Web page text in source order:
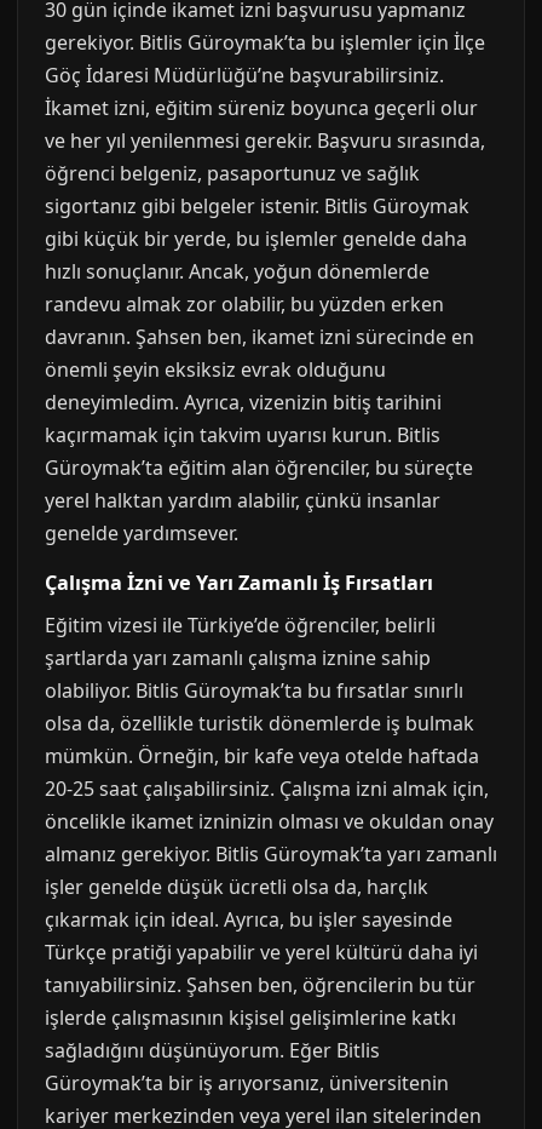
30 gün içinde ikamet izni başvurusu yapmanız
gerekiyor. Bitlis Güroymak’ta bu işlemler için İlçe
Göç İdaresi Müdürlüğü’ne başvurabilirsiniz.
İkamet izni, eğitim süreniz boyunca geçerli olur
ve her yıl yenilenmesi gerekir. Başvuru sırasında,
öğrenci belgeniz, pasaportunuz ve sağlık
sigortanız gibi belgeler istenir. Bitlis Güroymak
gibi küçük bir yerde, bu işlemler genelde daha
hızlı sonuçlanır. Ancak, yoğun dönemlerde
randevu almak zor olabilir, bu yüzden erken
davranın. Şahsen ben, ikamet izni sürecinde en
önemli şeyin eksiksiz evrak olduğunu
deneyimledim. Ayrıca, vizenizin bitiş tarihini
kaçırmamak için takvim uyarısı kurun. Bitlis
Güroymak’ta eğitim alan öğrenciler, bu süreçte
yerel halktan yardım alabilir, çünkü insanlar
genelde yardımsever.
Çalışma İzni ve Yarı Zamanlı İş Fırsatları
Eğitim vizesi ile Türkiye’de öğrenciler, belirli
şartlarda yarı zamanlı çalışma iznine sahip
olabiliyor. Bitlis Güroymak’ta bu fırsatlar sınırlı
olsa da, özellikle turistik dönemlerde iş bulmak
mümkün. Örneğin, bir kafe veya otelde haftada
20-25 saat çalışabilirsiniz. Çalışma izni almak için,
öncelikle ikamet izninizin olması ve okuldan onay
almanız gerekiyor. Bitlis Güroymak’ta yarı zamanlı
işler genelde düşük ücretli olsa da, harçlık
çıkarmak için ideal. Ayrıca, bu işler sayesinde
Türkçe pratiği yapabilir ve yerel kültürü daha iyi
tanıyabilirsiniz. Şahsen ben, öğrencilerin bu tür
işlerde çalışmasının kişisel gelişimlerine katkı
sağladığını düşünüyorum. Eğer Bitlis
Güroymak’ta bir iş arıyorsanız, üniversitenin
kariyer merkezinden veya yerel ilan sitelerinden